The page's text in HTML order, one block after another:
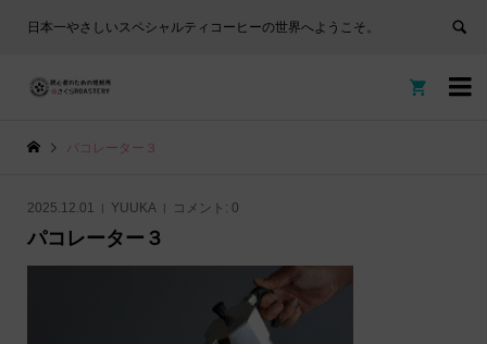
日本一やさしいスペシャルティコーヒーの世界へようこそ。


パコレーター３
2025.12.01 YUUKA コメント: 0
パコレーター３